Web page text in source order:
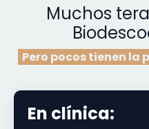
Muchos
Pero pocos tienen la
En clínica: